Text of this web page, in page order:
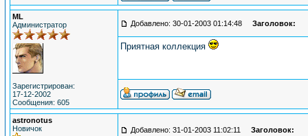
ML
Администратор
Зарегистрирован:
17-12-2002
Сообщения: 605
Добавлено: 30-01-2003 01:14:48 Заголовок:
Приятная коллекция
astronotus
Новичок
Добавлено: 31-01-2003 11:02:11 Заголовок: